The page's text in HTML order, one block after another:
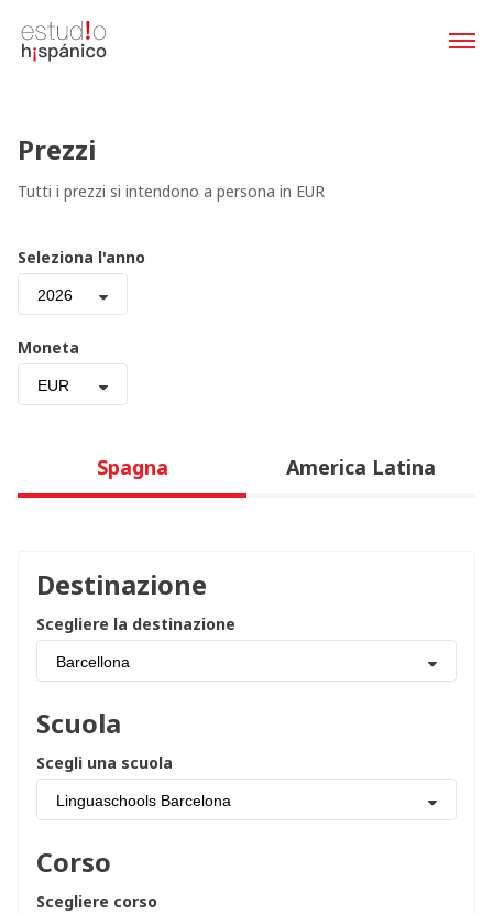
Prezzi
Tutti i prezzi si intendono a persona in EUR
Seleziona l'anno
2026
Moneta
EUR
Spagna America Latina
Destinazione
Scegliere la destinazione
Barcellona
Scuola
Scegli una scuola
Linguaschools Barcelona
Corso
Scegliere corso